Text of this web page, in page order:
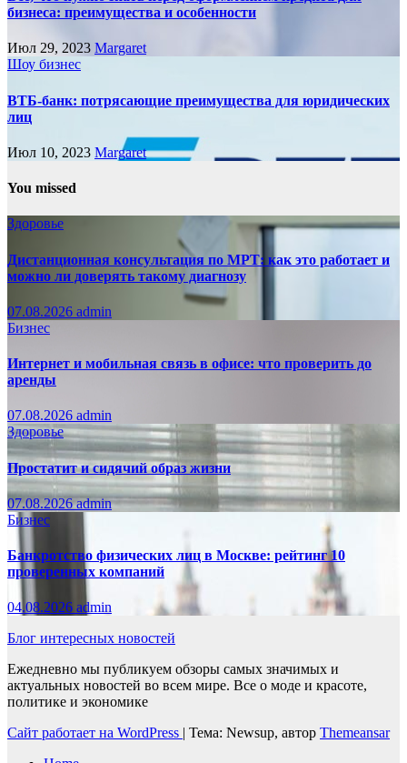
бизнеса: преимущества и особенности
Июл 29, 2023 Margaret
Шоу бизнес
ВТБ-банк: потрясающие преимущества для юридических
лиц
Июл 10, 2023 Margaret
You missed
Здоровье
Дистанционная консультация по МРТ: как это работает и
можно ли доверять такому диагнозу
07.08.2026 admin
Бизнес
Интернет и мобильная связь в офисе: что проверить до
аренды
07.08.2026 admin
Здоровье
Простатит и сидячий образ жизни
07.08.2026admin
Бизнес
Банкротство физических лиц в Москве: рейтинг 10
проверенных компаний
04.08.2026 admin
Блог интересных новостей
Ежедневно мы публикуем обзоры самых значимых и
актуальных новостей во всем мире. Все о моде и красоте,
политике и экономике
Сайт работает на WordPress
Тема: Newsup, автор Themeansar